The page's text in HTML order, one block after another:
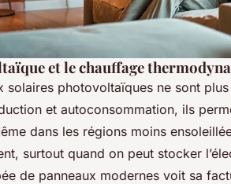
et le chauffage
solaires photovoltaïques ne sont
et autoconsommation, ils
dans les régions moins
surtout quand on peut stocker
de panneaux modernes voit sa